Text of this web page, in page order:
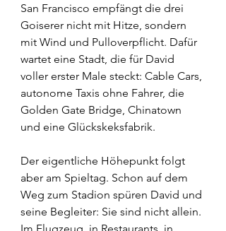
San Francisco empfängt die drei
Goiserer nicht mit Hitze, sondern
mit Wind und Pulloverpflicht. Dafür
wartet eine Stadt, die für David
voller erster Male steckt: Cable Cars,
autonome Taxis ohne Fahrer, die
Golden Gate Bridge, Chinatown
und eine Glückskeksfabrik.
Der eigentliche Höhepunkt folgt
aber am Spieltag. Schon auf dem
Weg zum Stadion spüren David und
seine Begleiter: Sie sind nicht allein.